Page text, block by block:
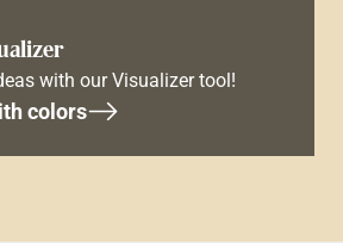
with our Visualizer tool!
colors